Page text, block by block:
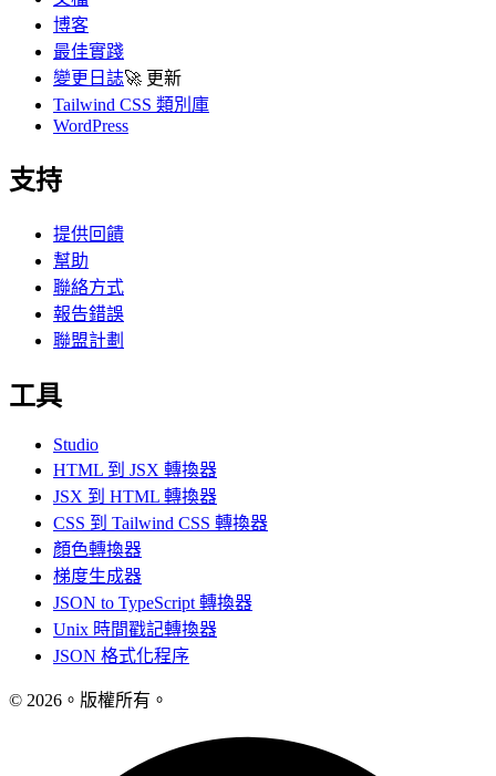
博客
最佳實踐
變更日誌🚀 更新
Tailwind CSS 類別庫
WordPress
支持
提供回饋
幫助
聯絡方式
報告錯誤
聯盟計劃
工具
Studio
HTML 到 JSX 轉換器
JSX 到 HTML 轉換器
CSS 到 Tailwind CSS 轉換器
顏色轉換器
梯度生成器
JSON to TypeScript 轉換器
Unix 時間戳記轉換器
JSON 格式化程序
© 2026。版權所有。